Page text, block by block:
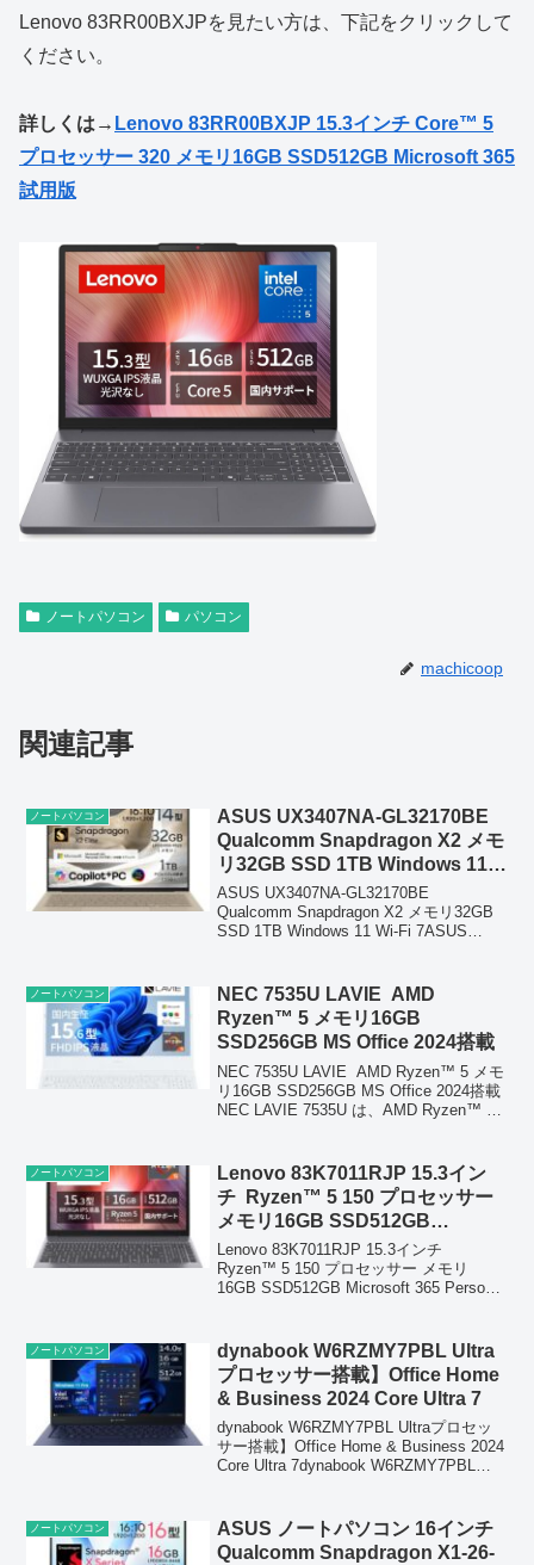
Lenovo 83RR00BXJPを見たい方は、下記をクリックして
ください。
詳しくは→ Lenovo 83RR00BXJP 15.3インチ Core™ 5
プロセッサー 320 メモリ16GB SSD512GB Microsoft 365
試用版
ノートパソコン パソコン
machicoop
関連記事
ノートパソコン
ASUS UX3407NA-GL32170BE
Qualcomm Snapdragon X2 メモ
リ32GB SSD 1TB Windows 11
Wi-Fi 7
ASUS UX3407NA-GL32170BE
Qualcomm Snapdragon X2 メモリ32GB
SSD 1TB Windows 11 Wi-Fi 7ASUS
ノートパソコン
NEC 7535U LAVIE AMD
Ryzen™ 5 メモリ16GB
SSD256GB MS Office 2024搭載
NEC 7535U LAVIE AMD Ryzen™ 5 メモ
リ16GB SSD256GB MS Office 2024搭載
NEC LAVIE 7535U は、AMD Ryzen™ 5
ノートパソコン
Lenovo 83K7011RJP 15.3イン
チ Ryzen™ 5 150 プロセッサー
メモリ16GB SSD512GB
Microsoft 365 Personal (24か月
版)搭載
Lenovo 83K7011RJP 15.3インチ
Ryzen™ 5 150 プロセッサー メモリ
16GB SSD512GB Microsoft 365 Personal
ノートパソコン
dynabook W6RZMY7PBL Ultra
プロセッサー搭載】Office Home
& Business 2024 Core Ultra 7
dynabook W6RZMY7PBL Ultraプロセッ
サー搭載】Office Home & Business 2024
Core Ultra 7dynabook W6RZMY7PBL
ノートパソコン
ASUS ノートパソコン 16インチ
Qualcomm Snapdragon X1-26-